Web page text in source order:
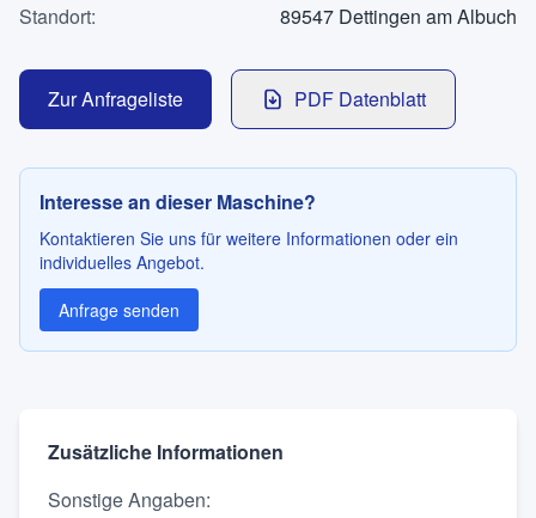
SPRACHE
Deutsch English
Standort: 89547 Dettingen am Albuch
Zur Anfrageliste PDF Datenblatt
Interesse an dieser Maschine?
Kontaktieren Sie uns für weitere Informationen oder ein
individuelles Angebot.
Anfrage senden
Zusätzliche Informationen
Sonstige Angaben: